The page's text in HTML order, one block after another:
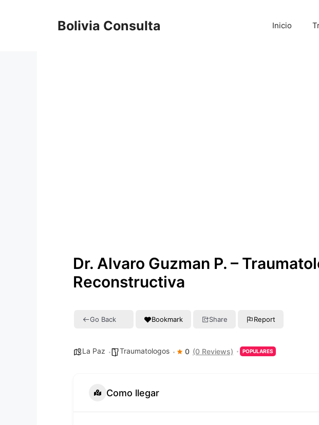
Bolivia Consulta Inicio
Dr. Alvaro Guzman P. –
Reconstructiva
Go Back Bookmark Share Report
La Paz Traumatologos 0 (0 Reviews) POPULARES
Como llegar